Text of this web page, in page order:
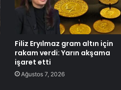
Filiz Eryılmaz gram altın için
rakam verdi: Yarın akşama
işaret etti
Ağustos 7, 2026